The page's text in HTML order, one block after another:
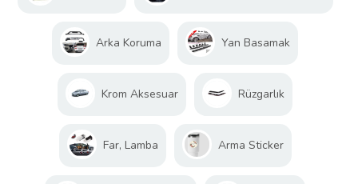
Arka Koruma Yan Basamak
Krom Aksesuar Rüzgarlık
Far, Lamba Arma Sticker